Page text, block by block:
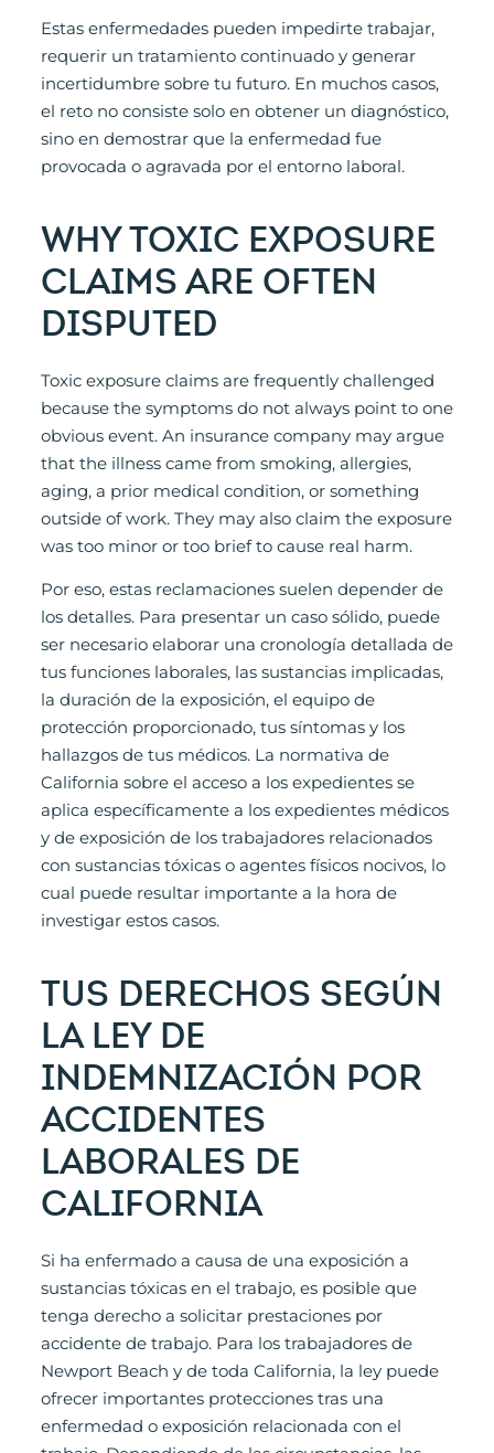
Estas enfermedades pueden impedirte trabajar,
requerir un tratamiento continuado y generar
incertidumbre sobre tu futuro. En muchos casos,
el reto no consiste solo en obtener un diagnóstico,
sino en demostrar que la enfermedad fue
provocada o agravada por el entorno laboral.
WHY TOXIC EXPOSURE
CLAIMS ARE OFTEN
DISPUTED
Toxic exposure claims are frequently challenged
because the symptoms do not always point to one
obvious event. An insurance company may argue
that the illness came from smoking, allergies,
aging, a prior medical condition, or something
outside of work. They may also claim the exposure
was too minor or too brief to cause real harm.
Por eso, estas reclamaciones suelen depender de
los detalles. Para presentar un caso sólido, puede
ser necesario elaborar una cronología detallada de
tus funciones laborales, las sustancias implicadas,
la duración de la exposición, el equipo de
protección proporcionado, tus síntomas y los
hallazgos de tus médicos. La normativa de
California sobre el acceso a los expedientes se
aplica específicamente a los expedientes médicos
y de exposición de los trabajadores relacionados
con sustancias tóxicas o agentes físicos nocivos, lo
cual puede resultar importante a la hora de
investigar estos casos.
TUS DERECHOS SEGÚN
LA LEY DE
INDEMNIZACIÓN POR
ACCIDENTES
LABORALES DE
CALIFORNIA
Si ha enfermado a causa de una exposición a
sustancias tóxicas en el trabajo, es posible que
tenga derecho a solicitar prestaciones por
accidente de trabajo. Para los trabajadores de
Newport Beach y de toda California, la ley puede
ofrecer importantes protecciones tras una
enfermedad o exposición relacionada con el